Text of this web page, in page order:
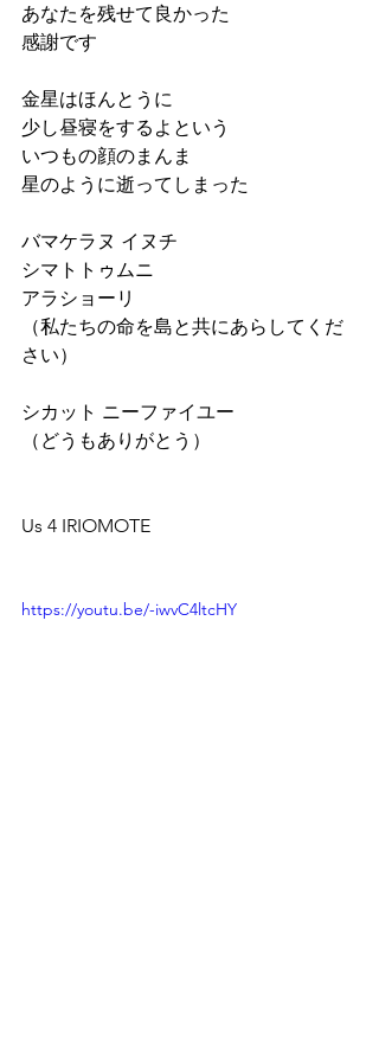
あなたを残せて良かった
感謝です
金星はほんとうに
少し昼寝をするよという
いつもの顔のまんま
星のように逝ってしまった
バマケラヌ イヌチ
シマトトゥムニ
アラショーリ
（私たちの命を島と共にあらしてくだ
さい）
シカット ニーファイユー
（どうもありがとう）
Us 4 IRIOMOTE
https://youtu.be/-iwvC4ltcHY